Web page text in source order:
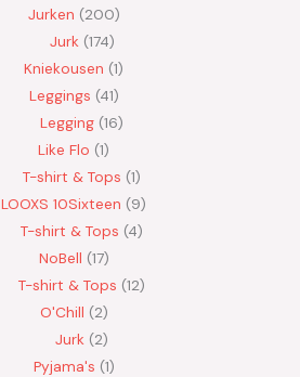
Jurken 200
Jurk 174
Kniekousen 1
Leggings 41
Legging 16
Like Flo 1
T-shirt & Tops 1
LOOXS 10Sixteen
9
T-shirt & Tops 4
NoBell 17
T-shirt & Tops 12
O'Chill 2
Jurk
2
Pyjama's 1